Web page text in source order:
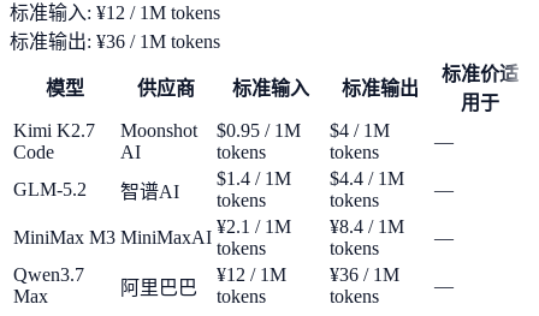
标准输入: ¥12 / 1M tokens
标准输出: ¥36 / 1M tokens
模型 供应商 标准输入 标准输出
标准价适
用于
Kimi K2.7
Code
Moonshot
AI
$0.95 / 1M
tokens
$4 / 1M
tokens
—
GLM-5.2 智谱AI
$1.4 / 1M
tokens
$4.4 / 1M
tokens
—
MiniMax M3 MiniMaxAI
¥2.1 / 1M
tokens
¥8.4 / 1M
tokens
—
Qwen3.7
Max
阿里巴巴
¥12 / 1M
tokens
¥36 / 1M
tokens
—